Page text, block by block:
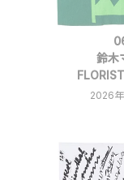
鈴木
2026